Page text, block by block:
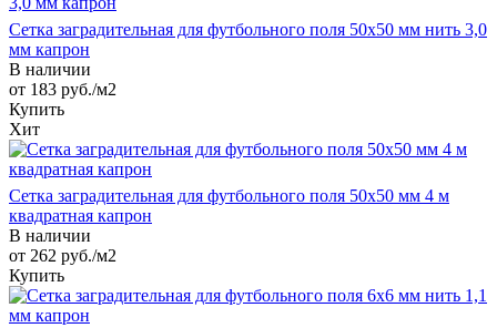
Сетка заградительная для футбольного поля 50х50 мм нить 3,0
мм капрон
В наличии
от 183 руб./м2
Купить
Хит
Сетка заградительная для футбольного поля 50х50 мм 4 м
квадратная капрон
В наличии
от 262 руб./м2
Купить